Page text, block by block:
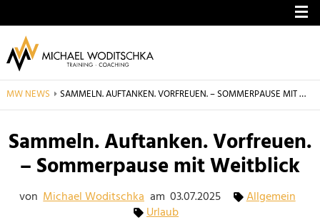
MW NEWS AKTUELL: SAMMELN. AUFTANKEN. VORFREUEN. –
SAMMELN. AUFTANKEN. VORFREUEN. – SOMMERPAUSE MIT WEITBLICK
Sammeln. Auftanken. Vorfreuen.
– Sommerpause mit Weitblick
von Michael Woditschka am 03.07.2025
Allgemein
Urlaub